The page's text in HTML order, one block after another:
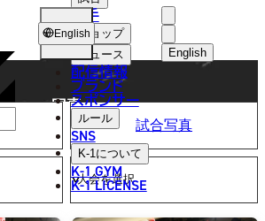
English
選手
ショップ
ニュース
配信情報
ブランド
スポンサー
ルール
SNS
K-1について
K-1 GYM
K-1 LICENSE
English
PHOTO
写真
試合写真